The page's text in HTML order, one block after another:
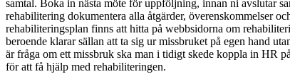
samtal. Boka in nästa möte för uppföljning, innan ni avslutar
rehabilitering dokumentera alla åtgärder, överenskommelser
rehabiliteringsplan finns att hitta på webbsidorna om
beroende klarar sällan att ta sig ur missbruket på egen hand
är fråga om ett missbruk ska man i tidigt skede koppla in HR
för att få hjälp med rehabiliteringen.